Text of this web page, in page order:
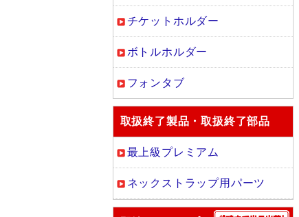
チケットホルダー
ボトルホルダー
フォンタブ
取扱終了製品・取扱終了部品
最上級プレミアム
ネックストラップ用パーツ